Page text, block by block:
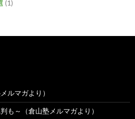
(1)
ルマガより）
も～（倉山塾メルマガより）